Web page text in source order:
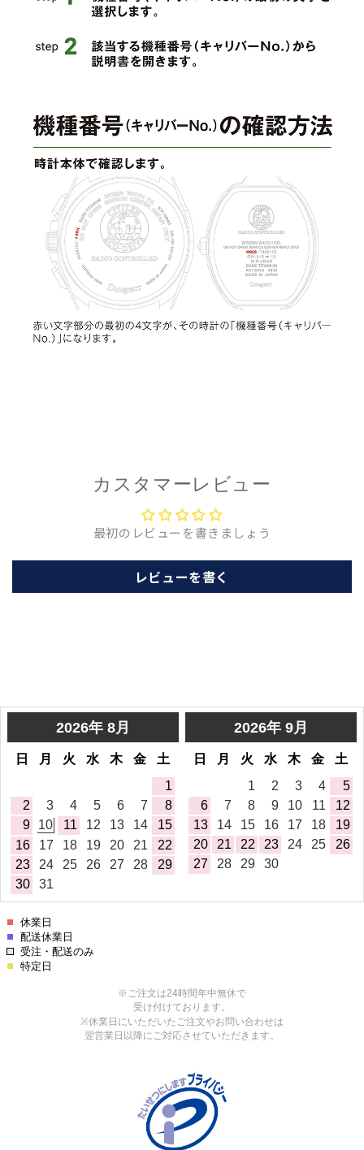
カスタマーレビュー
最初のレビューを書きましょう
レビューを書く